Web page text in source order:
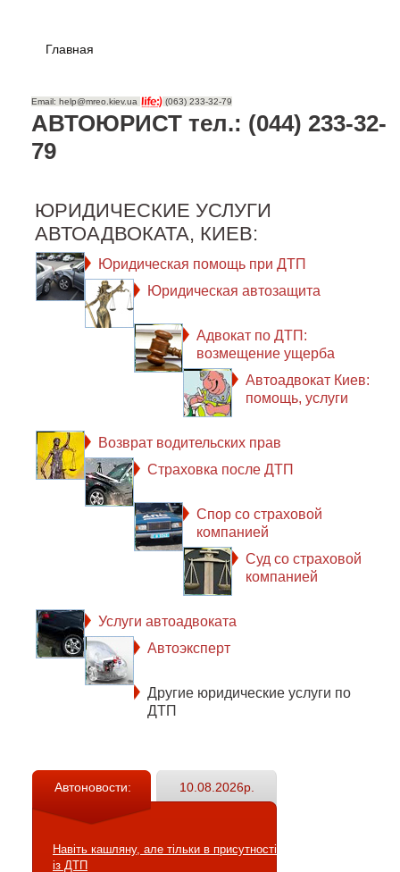
Главная
Email: help@mreo.kiev.ua (063) 233-32-79
АВТОЮРИСТ тел.: (044) 233-32-
79
ЮРИДИЧЕСКИЕ УСЛУГИ
АВТОАДВОКАТА, КИЕВ:
Юридическая помощь при ДТП
Юридическая автозащита
Адвокат по ДТП:
возмещение ущерба
Автоадвокат Киев:
помощь, услуги
Возврат водительских прав
Страховка после ДТП
Спор со страховой
компанией
Суд со страховой
компанией
Услуги автоадвоката
Автоэксперт
Другие юридические услуги по
ДТП
Автоновости: 10.08.2026р.
Навіть кашляну, але тільки в присутності свого юриста
із ДТП